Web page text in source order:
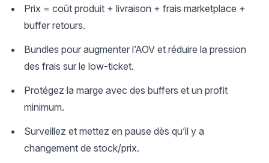
Prix = coût produit + livraison + frais marketplace +
buffer retours.
Bundles pour augmenter l’AOV et réduire la pression
des frais sur le low-ticket.
Protégez la marge avec des buffers et un profit
minimum.
Surveillez et mettez en pause dès qu’il y a
changement de stock/prix.